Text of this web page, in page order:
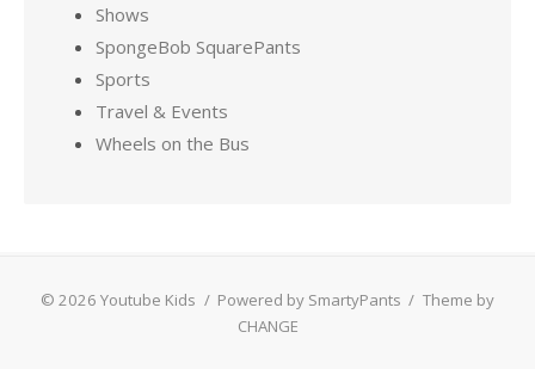
Shows
SpongeBob SquarePants
Sports
Travel & Events
Wheels on the Bus
© 2026 Youtube Kids / Powered by SmartyPants / Theme by
CHANGE